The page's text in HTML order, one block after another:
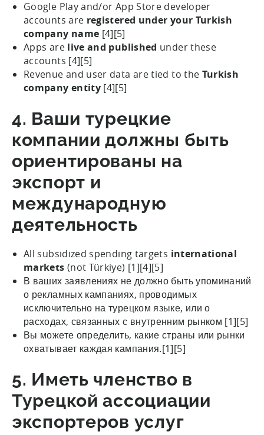
Google Play and/or App Store developer
accounts are registered under your Turkish
company name [4][5]
Apps are live and published under these
accounts [4][5]
Revenue and user data are tied to the Turkish
company entity [4][5]
4. Ваши турецкие
компании должны быть
ориентированы на
экспорт и
международную
деятельность
All subsidized spending targets international
markets (not Türkiye) [1][4][5]
В ваших заявлениях не должно быть упоминаний
о рекламных кампаниях, проводимых
исключительно на турецком языке, или о
расходах, связанных с внутренним рынком [1][5]
Вы можете определить, какие страны или рынки
охватывает каждая кампания.[1][5]
5. Иметь членство в
Турецкой ассоциации
экспортеров услуг